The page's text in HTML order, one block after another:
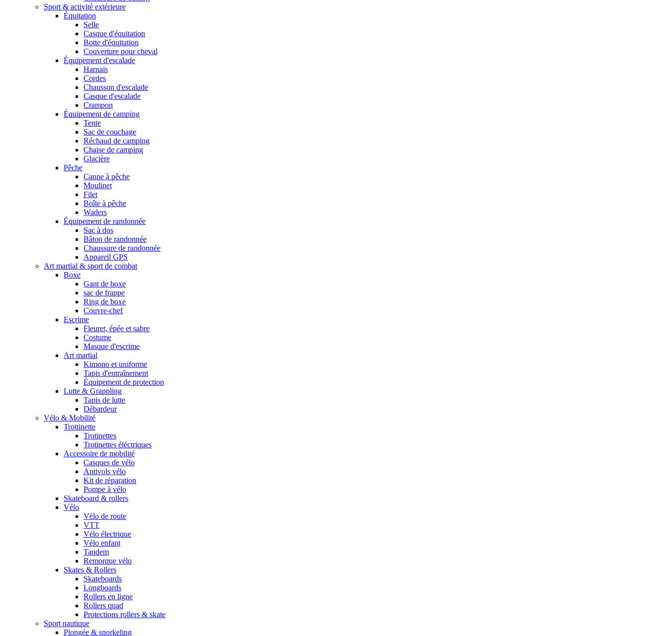
Sport & activité extérieure
Équitation
Selle
Casque d'équitation
Botte d'équitation
Couverture pour cheval
Équipement d'escalade
Harnais
Cordes
Chausson d'escalade
Casque d'escalade
Crampon
Équipement de camping
Tente
Sac de couchage
Réchaud de camping
Chaise de camping
Glacière
Pêche
Canne à pêche
Moulinet
Filet
Boîte à pêche
Waders
Équipement de randonnée
Sac à dos
Bâton de randonnée
Chaussure de randonnée
Appareil GPS
Art martial & sport de combat
Boxe
Gant de boxe
sac de frappe
Ring de boxe
Couvre-chef
Escrime
Fleuret, épée et sabre
Costume
Masque d'escrime
Art martial
Kimono et uniforme
Tapis d'entraînement
Équipement de protection
Lutte & Grappling
Tapis de lutte
Débardeur
Vélo & Mobilité
Trottinette
Trotinettes
Trotinettes éléctriques
Accessoire de mobilité
Casques de vélo
Antivols vélo
Kit de réparation
Pompe à vélo
Skateboard & rollers
Vélo
Vélo de route
VTT
Vélo électrique
Vélo enfant
Tandem
Remorque vélo
Skates & Rollers
Skateboards
Longboards
Rollers en ligne
Rollers quad
Protections rollers & skate
Sport nautique
Plongée & snorkeling